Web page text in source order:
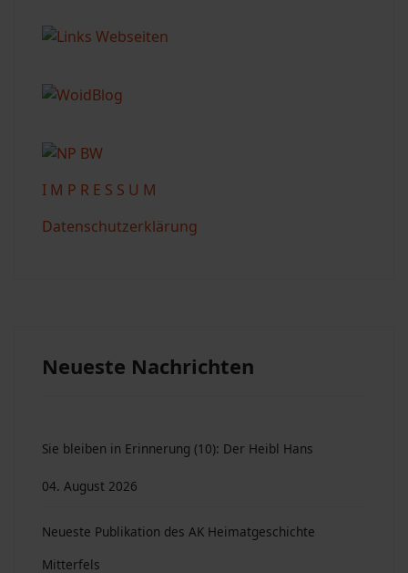
I M P R E S S U M
Datenschutzerklärung
Neueste Nachrichten
Sie bleiben in Erinnerung (10): Der Heibl Hans
04. August 2026
Neueste Publikation des AK Heimatgeschichte
Mitterfels